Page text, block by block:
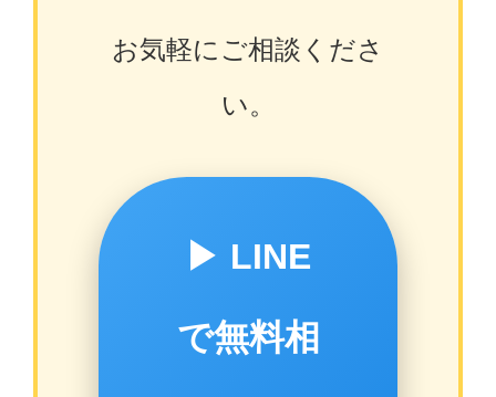
お気軽にご相談くださ
い。
▶ LINE
で無料相